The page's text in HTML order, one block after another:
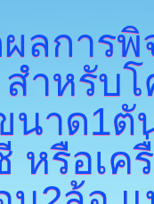
ผลกา
สำหรับ
นาด1ตั
หรือเค